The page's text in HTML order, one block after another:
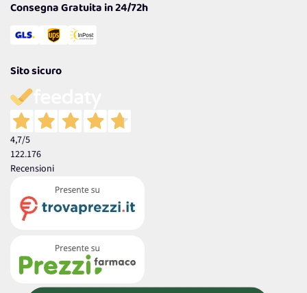
Consegna Gratuita in 24/72h
Sito sicuro
4,7/5
122.176
Recensioni